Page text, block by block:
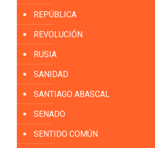
REPÚBLICA
REVOLUCIÓN
RUSIA
SANIDAD
SANTIAGO ABASCAL
SENADO
SENTIDO COMÚN